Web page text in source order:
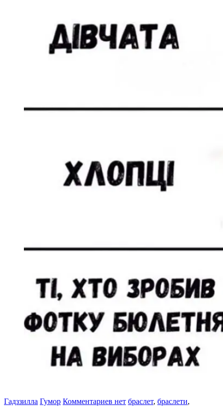
Гадззилла Гумор Комментариев нет браслет, браслети,